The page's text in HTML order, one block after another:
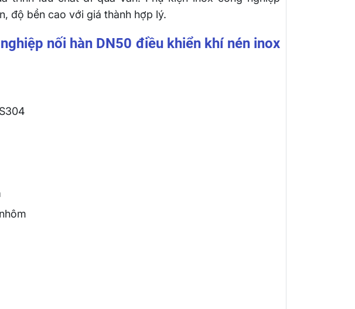
độ bền cao với giá thành hợp lý.
nối hàn DN50 điều khiển khí nén inox